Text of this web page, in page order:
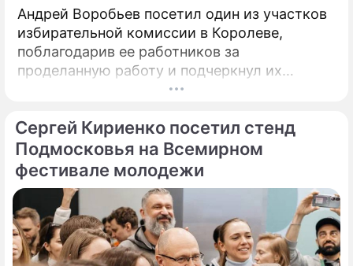
Андрей Воробьев посетил один из участков
избирательной комиссии в Королеве,
поблагодарив ее работников за
проделанную работу и подчеркнул их
опытность в организации и проведении
в пресс-службе правительства
Подмосковья. «Свыше 36 тыс.
Сергей Кириенко посетил стенд
Подмосковья на Всемирном
фестивале молодежи